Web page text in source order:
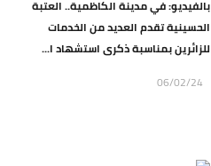
بالفيديو: في مدينة الكاظمية.. العتبة
الحسينية تقدم العديد من الخدمات
للزائرين بمناسبة ذكرى استشهاد ا...
06/02/24